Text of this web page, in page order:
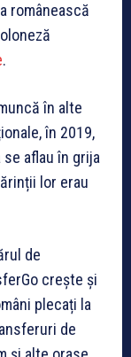
românească
.
în alte
în 2019,
aflau în grija
lor erau
de
crește și
plecați la
de